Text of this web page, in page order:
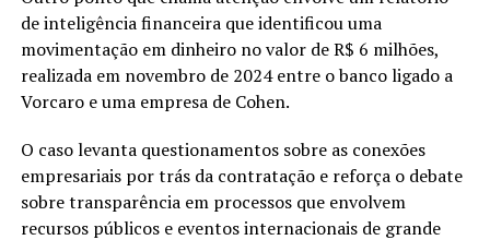
de inteligência financeira que identificou uma
movimentação em dinheiro no valor de R$ 6 milhões,
realizada em novembro de 2024 entre o banco ligado a
Vorcaro e uma empresa de Cohen.
O caso levanta questionamentos sobre as conexões
empresariais por trás da contratação e reforça o debate
sobre transparência em processos que envolvem
recursos públicos e eventos internacionais de grande